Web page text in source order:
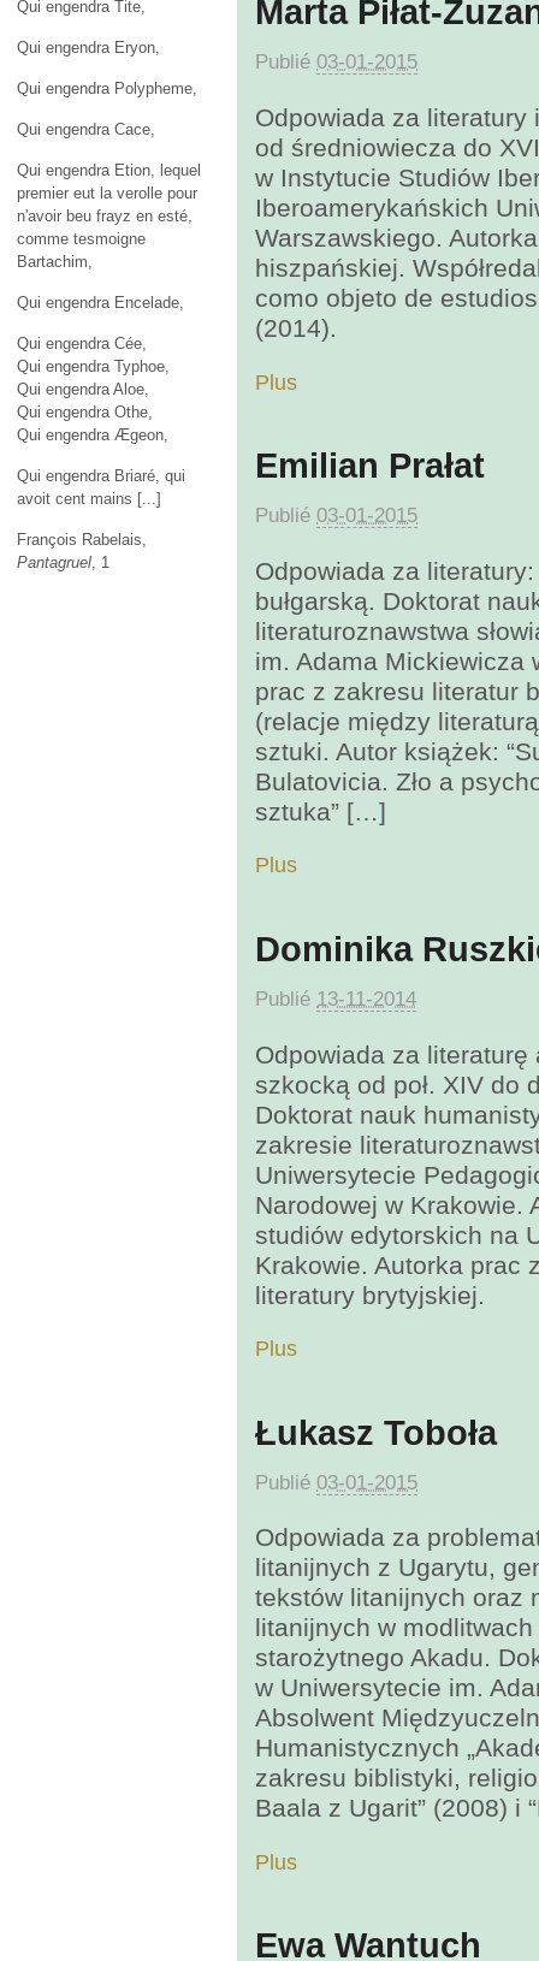
Marta Piłat-
Publié03-01-2015
Odpowiada za literatury
od średniowiecza do
w Instytucie Studiów
Iberoamerykańskich
Warszawskiego.
hiszpańskiej.
como objeto de
(2014).
Plus
Emilian Prałat
Publié03-01-2015
Odpowiada za
bułgarską. Doktorat
literaturoznawstwa
im. Adama Mickiewicza
prac z zakresu literatur
(relacje między
sztuki. Autor książek:
Bulatovicia. Zło a
sztuka” […]
Plus
Dominika
Publié 13-11-2014
Odpowiada za literaturę
szkocką od poł. XIV do
Doktorat nauk
zakresie
Uniwersytecie
Narodowej w Krakowie.
studiów edytorskich na
Krakowie. Autorka prac
literatury brytyjskiej.
Plus
Łukasz Toboła
Publié03-01-2015
Odpowiada za
litanijnych z Ugarytu,
tekstów litanijnych oraz
litanijnych w
starożytnego Akadu.
w Uniwersytecie im.
Absolwent
Humanistycznych
zakresu biblistyki,
Baala z Ugarit” (2008) i
Plus
Ewa Wantuch
Qui engendra Tite,
Qui engendra Eryon,
Qui engendra Polypheme,
Qui engendra Cace,
Qui engendra Etion, lequel
premier eut la verolle pour
n'avoir beu frayz en esté,
comme tesmoigne
Bartachim,
Qui engendra Encelade,
Qui engendra Cée,
Qui engendra Typhoe,
Qui engendra Aloe,
Qui engendra Othe,
Qui engendra Ægeon,
Qui engendra Briaré, qui
avoit cent mains [...]
François Rabelais,
Pantagruel , 1